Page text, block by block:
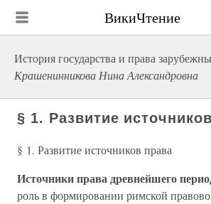
ВикиЧтение
История государства и права
Крашенинникова Нина Александровна
§ 1. Развитие
§ 1. Развитие источников права
Источники права древнейшего
роль в формировании римской